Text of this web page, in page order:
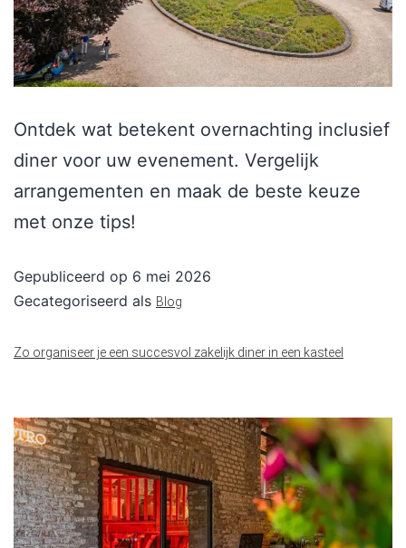
Ontdek wat betekent overnachting inclusief
diner voor uw evenement. Vergelijk
arrangementen en maak de beste keuze
met onze tips!
Gepubliceerd op 6 mei 2026
Gecategoriseerd als Blog
Zo organiseer je een succesvol zakelijk diner in een kasteel